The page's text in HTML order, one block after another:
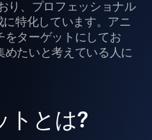
り、プロフェッショナル
特化しています。アニ
をターゲットにしてお
たいと考えている人に
トとは?